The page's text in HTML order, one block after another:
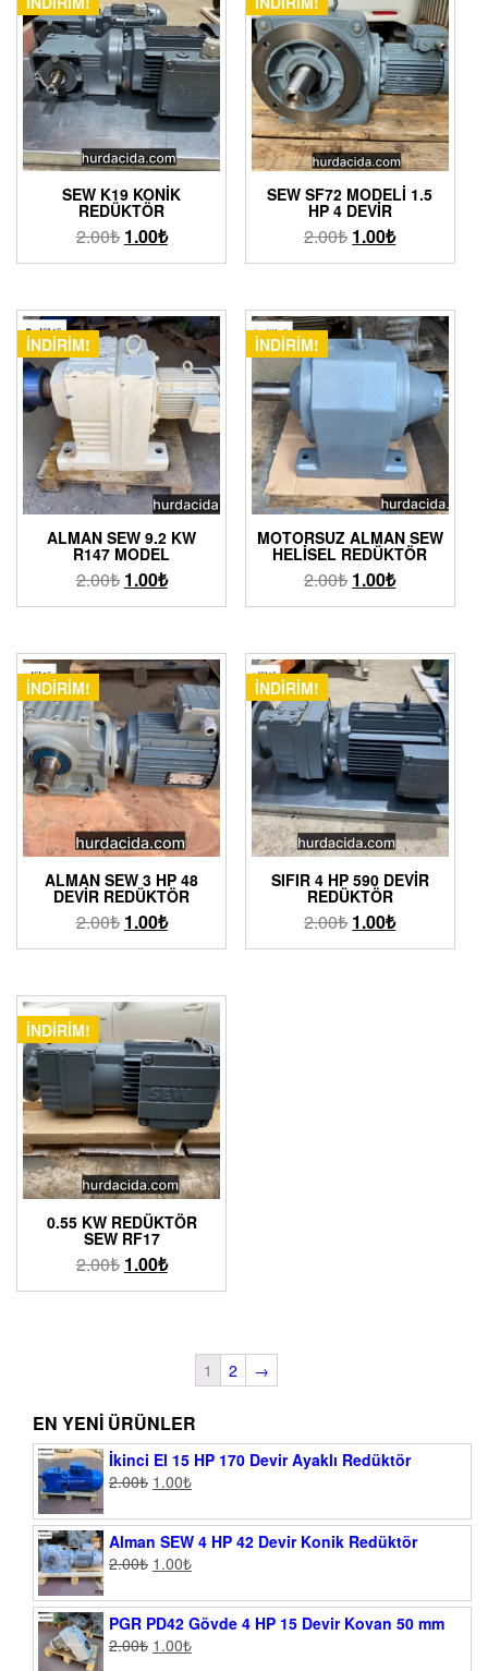
SEW K19 KONIK
REDÜKTÖR
2.00₺ 1.00₺
SEW SF72 MODELI 1.5
HP 4 DEVIR
2.00₺ 1.00₺
İNDIRIM!
ALMAN SEW 9.2 KW
R147 MODEL
2.00₺ 1.00₺
İNDIRIM!
MOTORSUZ ALMAN SEW
HELISEL REDÜKTÖR
2.00₺ 1.00₺
İNDIRIM!
ALMAN SEW 3 HP 48
DEVIR REDÜKTÖR
2.00₺ 1.00₺
İNDIRIM!
SIFIR 4 HP 590 DEVIR
REDÜKTÖR
2.00₺ 1.00₺
İNDIRIM!
0.55 KW REDÜKTÖR
SEW RF17
2.00₺ 1.00₺
1 2 →
EN YENI ÜRÜNLER
İkinci El 15 HP 170 Devir Ayaklı Redüktör
2.00₺ 1.00₺
Alman SEW 4 HP 42 Devir Konik Redüktör
2.00₺ 1.00₺
PGR PD42 Gövde 4 HP 15 Devir Kovan 50 mm
2.00₺ 1.00₺